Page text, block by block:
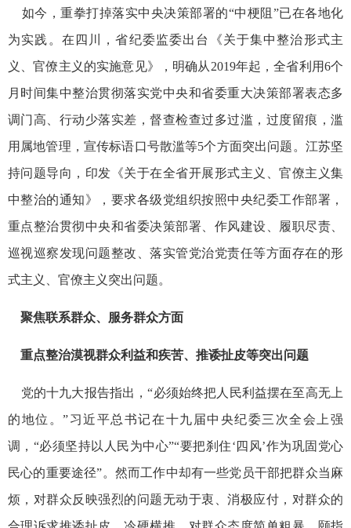
如今，重拳打掉落实中央决策部署的“中梗阻”已在各地化
为实践。在四川，省纪委监委出台《关于集中整治形式主
义、官僚主义的实施意见》，明确从2019年起，全省利用6个
月时间集中整治贯彻落实党中央和省委重大决策部署表态多
调门高、行动少落实差，督查检查过多过滥，过度留痕，滥
用属地管理，宣传标语口号散滥等5个方面突出问题。江苏坚
持问题导向，印发《关于在全省开展形式主义、官僚主义集
中整治的通知》，要求各级党组织按照中央纪委工作部署，
重点整治贯彻中央和省委决策部署、作风建设、履职尽责、
巡视巡察发现问题整改、落实管党治党责任等方面存在的形
式主义、官僚主义突出问题。
聚焦联系群众、服务群众方面
重点整治漠视群众利益和疾苦、推诿扯皮等突出问题
党的十九大报告指出，“必须始终把人民利益摆在至高无上
的地位。”习近平总书记在十九届中央纪委三次全会上强
调，“必须坚持以人民为中心”“要把刹住‘四风’作为巩固党心
民心的重要途径”。然而工作中却有一些党员干部把群众当麻
烦，对群众反映强烈的问题无动于衷、消极应付，对群众的